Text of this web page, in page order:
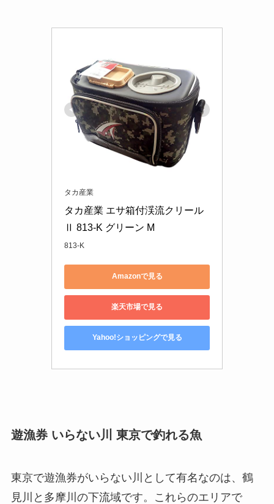
タカ産業
タカ産業 エサ箱付渓流クリール
Ⅱ 813-K グリーン M
813-K
Amazonで見る
楽天市場で見る
Yahoo!ショッピングで見る
遊漁券 いらない川 東京で釣れる魚
東京で遊漁券がいらない川として有名なのは、鶴
見川と多摩川の下流域です。これらのエリアで